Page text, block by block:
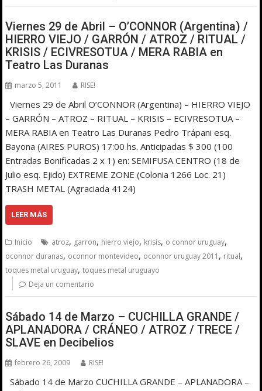
Viernes 29 de Abril – O’CONNOR (Argentina) /
HIERRO VIEJO / GARRÓN / ATROZ / RITUAL /
KRISIS / ECIVRESOTUA / MERA RABIA en
Teatro Las Duranas
marzo 5, 2011 RISE!
Viernes 29 de Abril O’CONNOR (Argentina) – HIERRO VIEJO
– GARRÓN – ATROZ – RITUAL – KRISIS – ECIVRESOTUA –
MERA RABIA en Teatro Las Duranas Pedro Trápani esq.
Bayona (AIRES PUROS) 17:00 hs. Anticipadas $ 300 (100
Entradas Bonificadas 2 x 1) en: SEMIFUSA CENTRO (18 de
Julio esq. Ejido) EXTREME ZONE (Colonia 1266 Loc. 21)
TRASH METAL (Agraciada 4124)
LEER MÁS
Inicio atroz, garron, hierro viejo, krisis, o connor uruguay,
oconnor duranas, oconnor montevideo, oconnor uruguay 2011 , ritual,
toques metal uruguay,toques metal uruguayo
Deja un comentario
Sábado 14 de Marzo – CUCHILLA GRANDE /
APLANADORA / CRÁNEO / ATROZ / TRECE /
SLAVE en Decibelios
febrero 26, 2009 RISE!
Sábado 14 de Marzo CUCHILLA GRANDE – APLANADORA –